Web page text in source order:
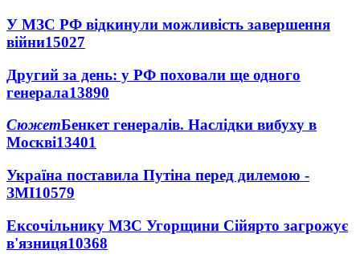
У МЗС РФ відкинули можливість завершення
війни15027
Другий за день: у РФ поховали ще одного
генерала13890
СюжетБенкет генералів. Наслідки вибуху в
Москві13401
Україна поставила Путіна перед дилемою -
ЗМІ10579
Ексочільнику МЗС Угорщини Сійярто загрожує
в'язниця10368